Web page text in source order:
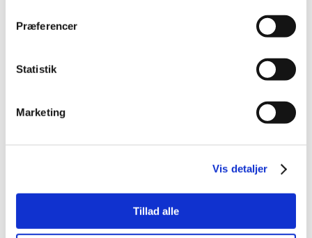
Præferencer
Statistik
Marketing
Vis detaljer
Tillad alle
Head-up display
bluetooth